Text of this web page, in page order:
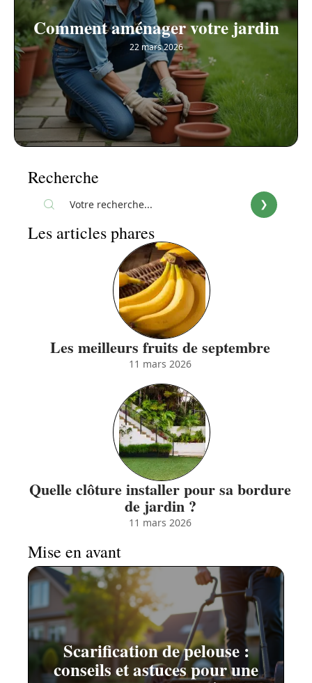
Comment aménager votre jardin
22 mars 2026
Recherche
Les articles phares
Les meilleurs fruits de septembre
11 mars 2026
Quelle clôture installer pour sa bordure
de jardin ?
11 mars 2026
Mise en avant
Scarification de pelouse :
conseils et astuces pour une